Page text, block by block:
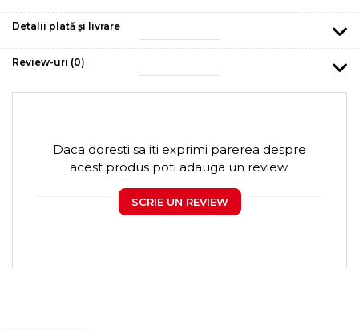
Detalii plată și livrare
Review-uri (0)
Daca doresti sa iti exprimi parerea despre
acest produs poti adauga un review.
SCRIE UN REVIEW